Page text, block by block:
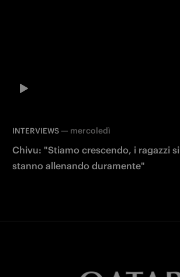
INTERVIEWS— mercoledì
Chivu: "Stiamo crescendo, i ragazzi si
stanno allenando duramente"